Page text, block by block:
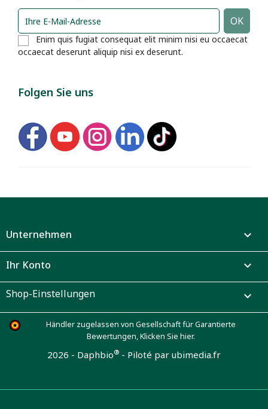
Enim quis fugiat consequat elit minim nisi eu occaecat
occaecat deserunt aliquip nisi ex deserunt.
Folgen Sie uns
Unternehmen 
Ihr Konto 
Shop-Einstellungen 
Händler zugelassen von Gesellschaft für Garantierte
Bewertungen,Klicken Sie hier.
2026 - Daphbio® - Piloté par ubimedia.fr